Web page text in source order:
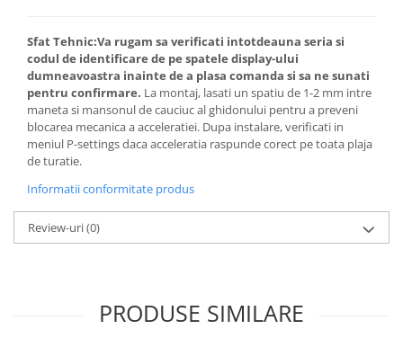
Sfat Tehnic:Va rugam sa verificati intotdeauna seria si
codul de identificare de pe spatele display-ului
dumneavoastra inainte de a plasa comanda si sa ne sunati
pentru confirmare. La montaj, lasati un spatiu de 1-2 mm intre
maneta si mansonul de cauciuc al ghidonului pentru a preveni
blocarea mecanica a acceleratiei. Dupa instalare, verificati in
meniul P-settings daca acceleratia raspunde corect pe toata plaja
de turatie.
Informatii conformitate produs
Review-uri(0)
PRODUSE SIMILARE